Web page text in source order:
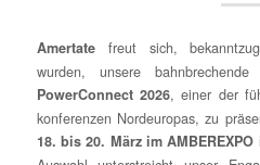
Amertatefreut sich,
wurden, unsere
PowerConnect 2026, einer der
konferenzen Nordeuropas, zu
18. bis 20. März im